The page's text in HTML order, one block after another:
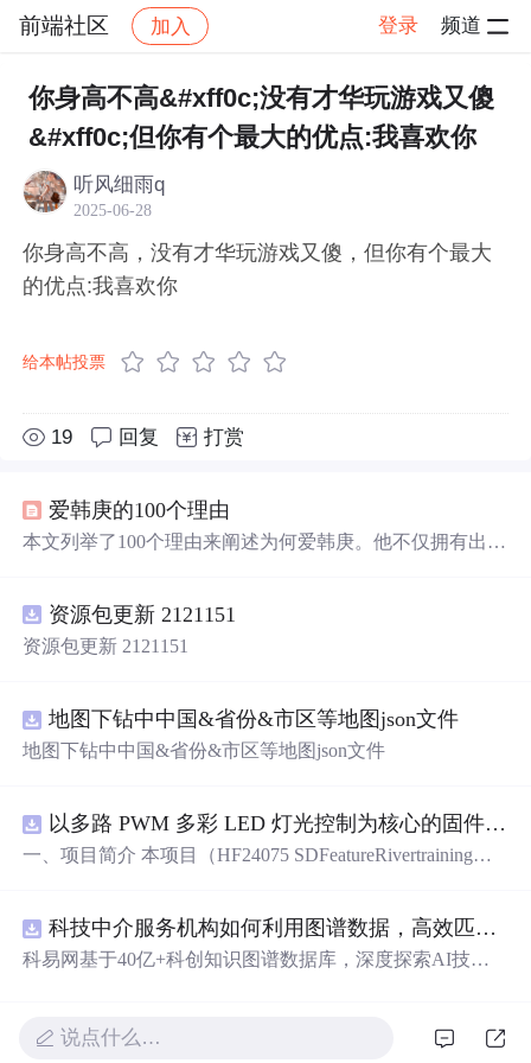
前端社区 加入 登录 频道
社区 前端社区 感慨 帖子详情
你身高不高&#xff0c;没有才华玩游戏又傻
&#xff0c;但你有个最大的优点:我喜欢你
听风细雨q
2025-06-28
你身高不高，没有才华玩游戏又傻，但你有个最大
的优点:我喜欢你
给本帖投票
19 回复 打赏
爱韩庚的100个理由
本文列举了100个理由来阐述为何爱韩庚。他不仅拥有出众
佩。同时，韩庚的兴趣爱好、生活习惯、对待粉丝的态度
等也让人感到温暖和亲近。
资源包更新 2121151
资源包更新 2121151
地图下钻中中国&省份&市区等地图json文件
地图下钻中中国&省份&市区等地图json文件
以多路 PWM 多彩 LED 灯光控制为核心的固件方案，基于 PADAUK PMS 系列单片机
一、项目简介 本项目（HF24075 SDFeatureRivertraining）
等多色 LED 进行独立 PWM 调光，实现呼吸、渐变、流水
等细腻灯光效果，并支持按键切换与传感器交互。其 PW
开发 2. PWM 调光与色彩混合学习 3. 电子类课程设计 / 毕
业设计 4. 灯光艺术与 DIY 项目 适配使用场景：学习练
科技中介服务机构如何利用图谱数据，高效匹配供需双方并提升合作成功率？.docx
科易网基于40亿+科创知识图谱数据库，深度探索AI技术
新领域的AI+数智化解决方案，推动科技创新与产业创新
说点什么…